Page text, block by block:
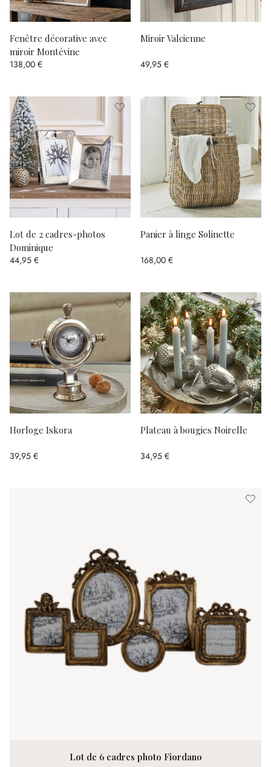
Fenêtre décorative avec
miroir Montévine
138,00 €
Miroir Valcienne
49,95 €
Lot de 2 cadres-photos
Dominique
44,95 €
Panier à linge Solinette
168,00 €
Horloge Iskora
39,95 €
Lot de 6 cadres photo Fiordano
Plateau à bougies Noirelle
34,95 €